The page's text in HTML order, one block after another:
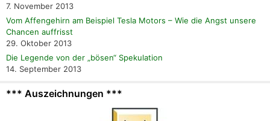
7. November 2013
Vom Affengehirn am Beispiel Tesla Motors – Wie die Angst unsere
Chancen auffrisst
29. Oktober 2013
Die Legende von der „bösen“ Spekulation
14. September 2013
*** Auszeichnungen ***